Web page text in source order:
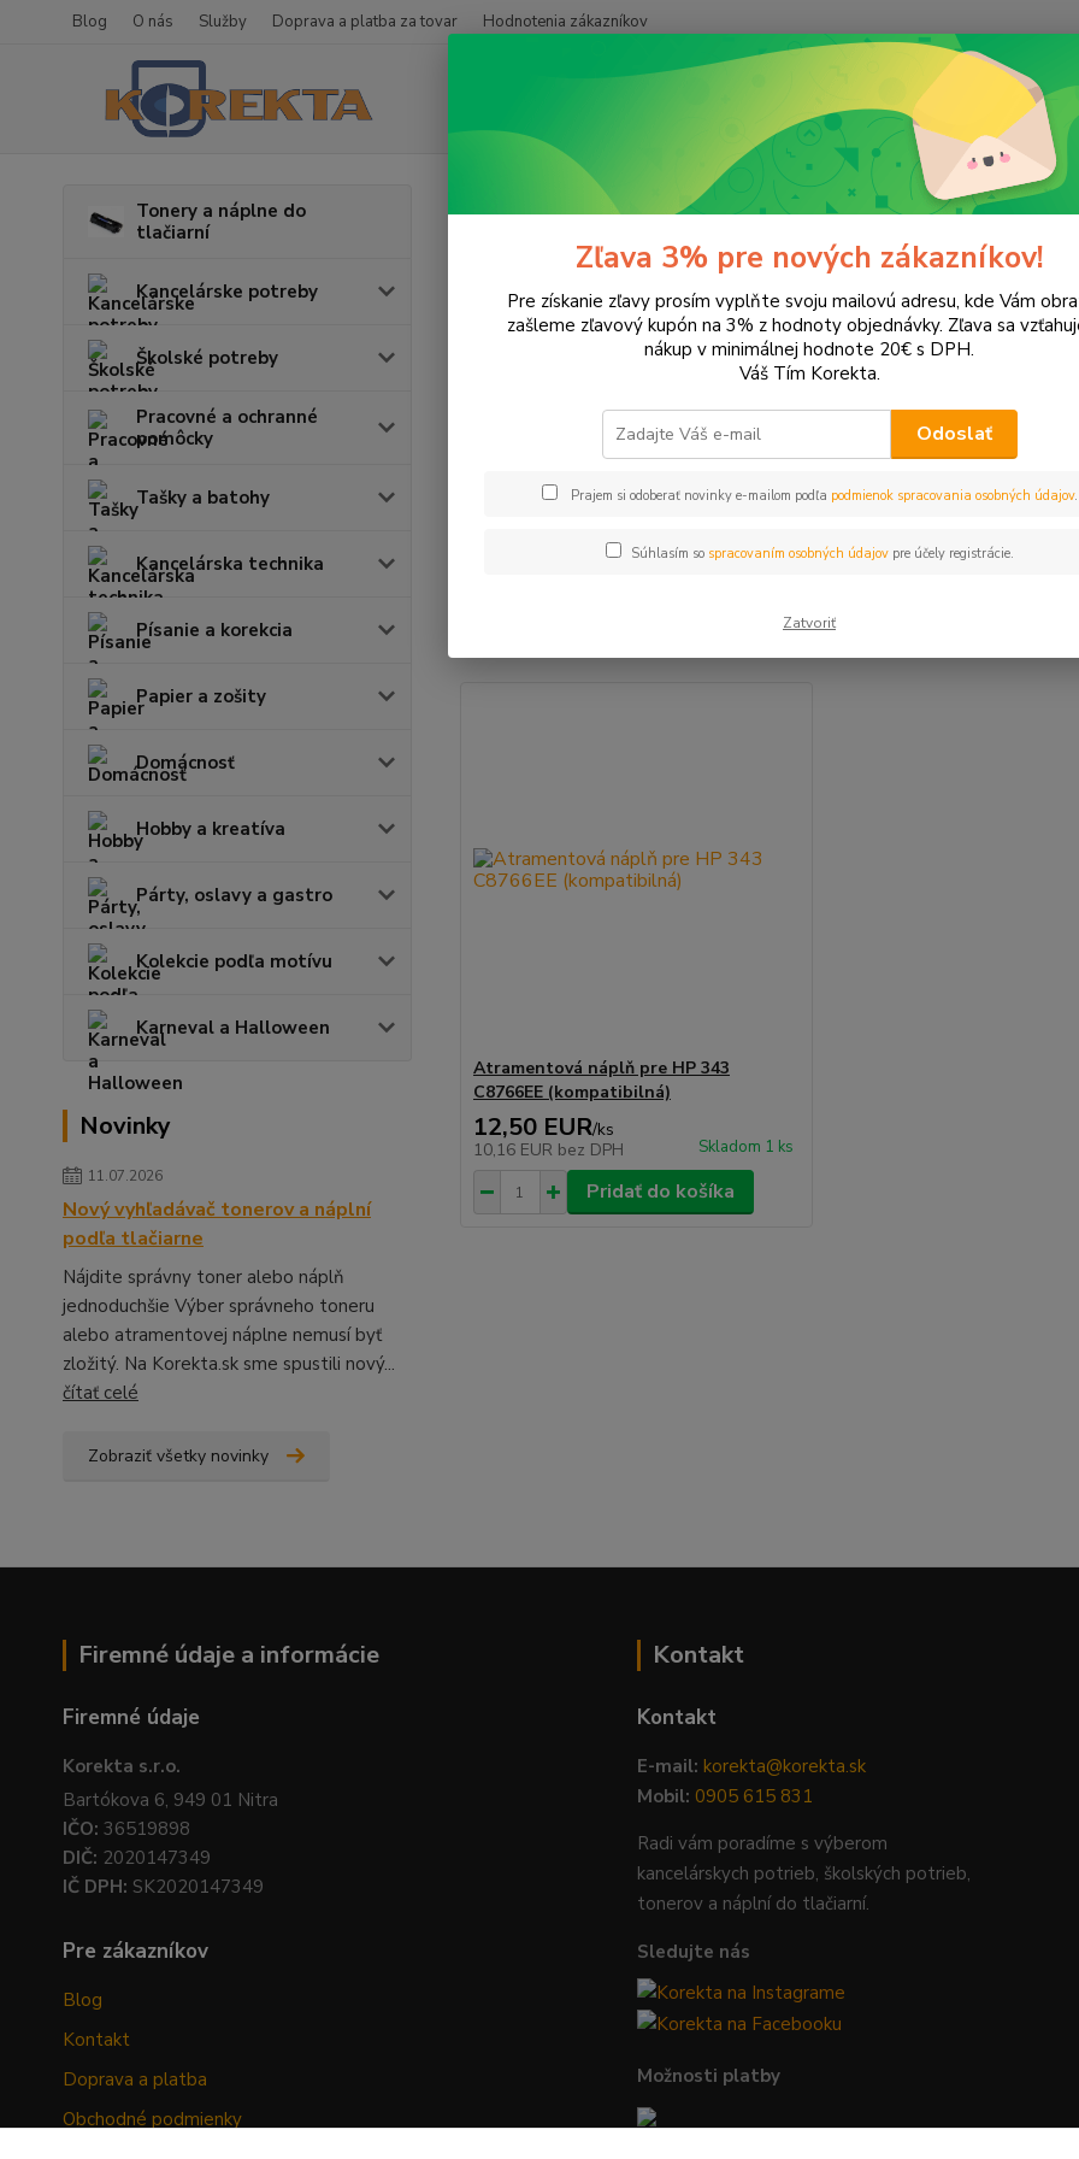
Blog O nás Služby Doprava a platba za tovar Hodnotenia zákazníkov
Tonery a náplne do
tlačiarní
Kancelárske potreby
Školské potreby
Pracovné a ochranné
pomôcky
Tašky a batohy
Kancelárska technika
Písanie a korekcia
Papier a zošity
Domácnosť
Hobby a kreatíva
Párty, oslavy a gastro
Kolekcie podľa motívu
Karneval a Halloween
Novinky
11.07.2026
Nový vyhľadávač tonerov a náplní
podľa tlačiarne
Nájdite správny toner alebo náplň
jednoduchšie Výber správneho toneru
alebo atramentovej náplne nemusí byť
zložitý. Na Korekta.sk sme spustili nový...
čítať celé
Zobraziť všetky novinky
Tonery a náplne do tlačiarní Hewlett Packard HP Photosmart
Photosmart 325
Upresniť parametre
EUR Od
Atramentová náplň pre HP 343
C8766EE (kompatibilná)
12,50 EUR/ks
10,16 EUR bez DPH Skladom 1 ks
Pridať do košíka
Firemné údaje a informácie
Firemné údaje
Korekta s.r.o.
Bartókova 6, 949 01 Nitra
IČO: 36519898
DIČ: 2020147349
IČ DPH: SK2020147349
Pre zákazníkov
Blog
Kontakt
Doprava a platba
Obchodné podmienky
Kontakt
Kontakt
E-mail: korekta@korekta.sk
Mobil: 0905 615 831
Radi vám poradíme s výberom
kancelárskych potrieb, školských potrieb,
tonerov a náplní do tlačiarní.
Sledujte nás
Možnosti platby
Zľava 3% pre nových zákazníkov!
Pre získanie zľavy prosím vyplňte svoju mailovú adresu, kde Vám
zašleme zľavový kupón na 3% z hodnoty objednávky. Zľava sa
nákup v minimálnej hodnote 20€ s DPH.
Váš Tím Korekta.
Odoslať
Prajem si odoberať novinky e-mailom podľa podmienok spracovania osobných údajov.
Súhlasím so spracovaním osobných údajovpre účely registrácie.
Zatvoriť